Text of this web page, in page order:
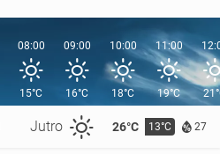
Jutro 26°C 13°C 27
08:00
15°C
09:00
16°C
10:00
18°C
11:00
19°C